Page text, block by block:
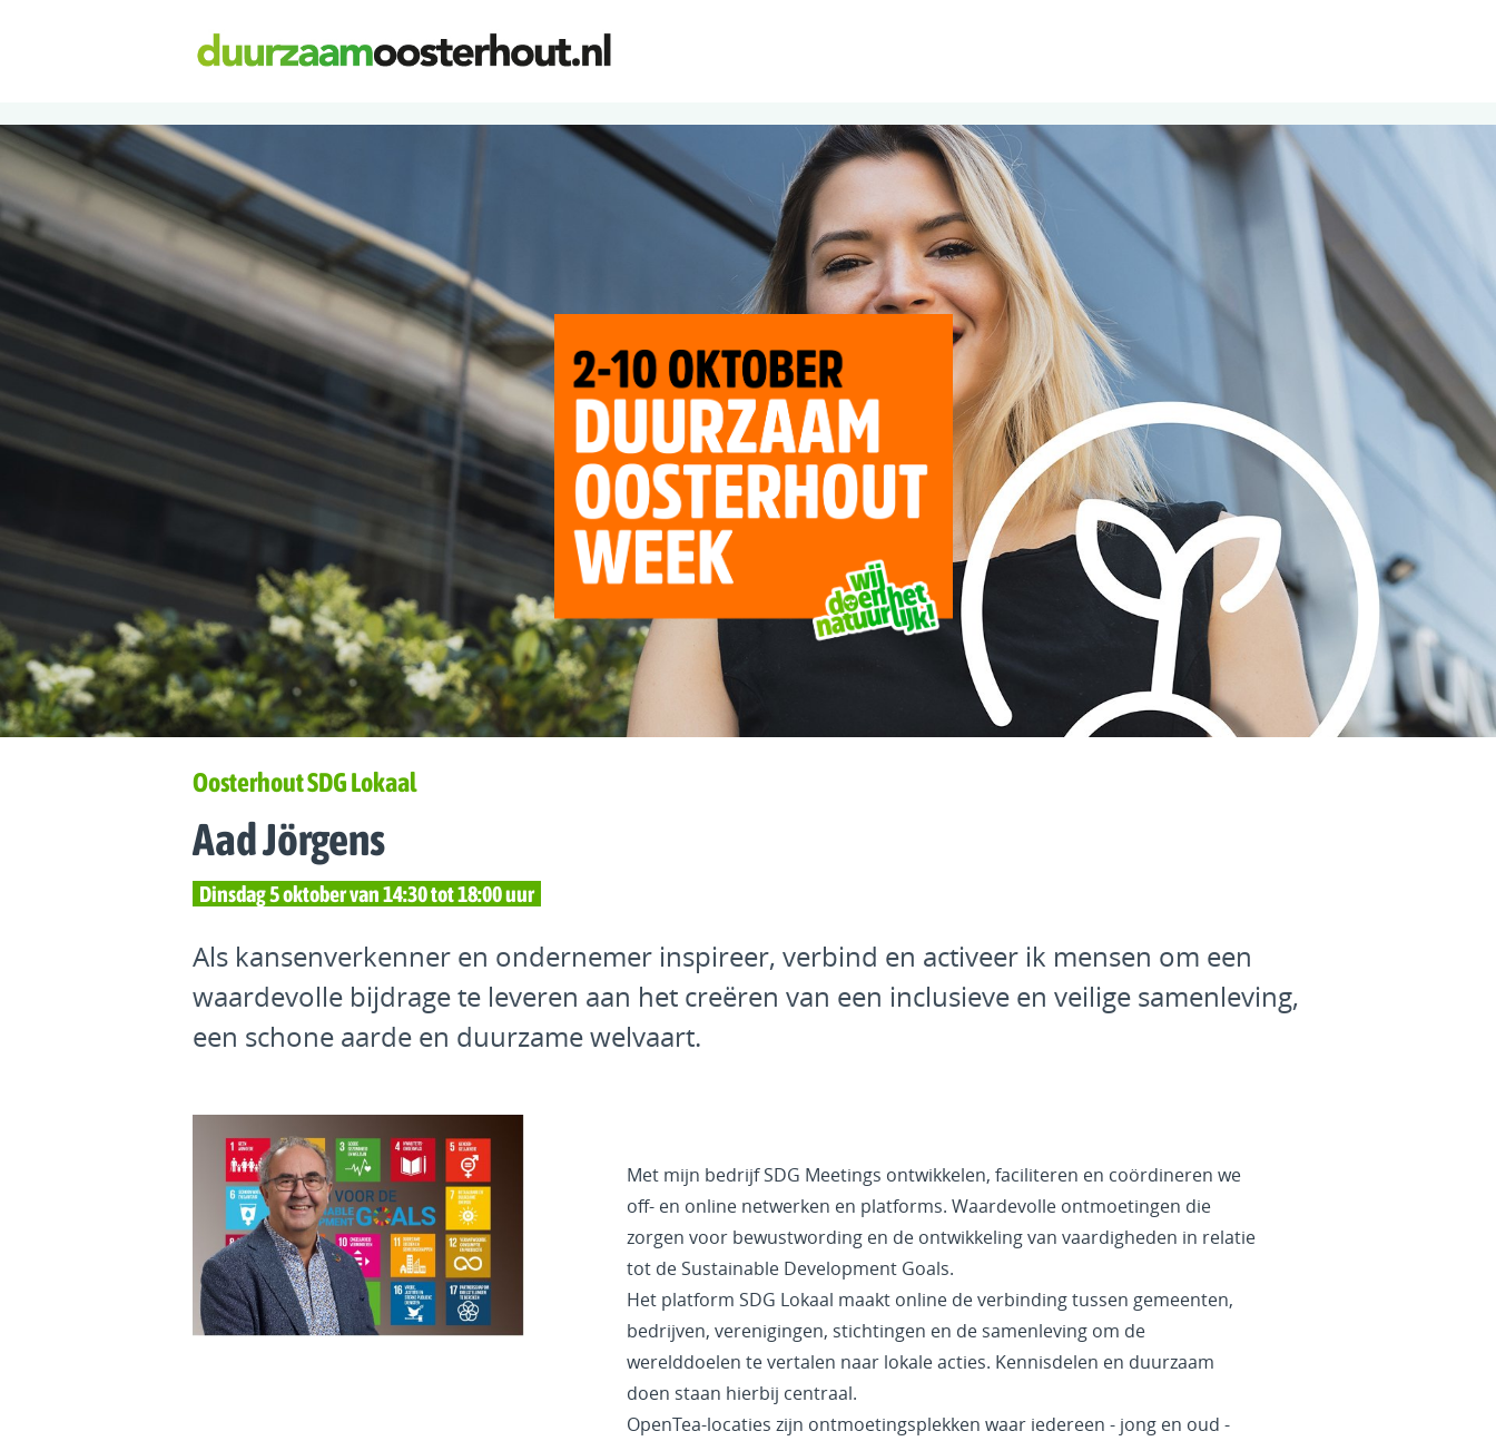
Oosterhout SDG Lokaal
Aad Jörgens
Dinsdag 5 oktober van 14:30 tot 18:00 uur
Als kansenverkenner en ondernemer inspireer, verbind en activeer ik mensen om een
waardevolle bijdrage te leveren aan het creëren van een inclusieve en veilige samenleving,
een schone aarde en duurzame welvaart.
Met mijn bedrijf SDG Meetings ontwikkelen, faciliteren en coördineren we
off- en online netwerken en platforms. Waardevolle ontmoetingen die
zorgen voor bewustwording en de ontwikkeling van vaardigheden in relatie
tot de Sustainable Development Goals.
Het platform SDG Lokaal maakt online de verbinding tussen gemeenten,
bedrijven, verenigingen, stichtingen en de samenleving om de
werelddoelen te vertalen naar lokale acties. Kennisdelen en duurzaam
doen staan hierbij centraal.
OpenTea-locaties zijn ontmoetingsplekken waar iedereen - jong en oud -